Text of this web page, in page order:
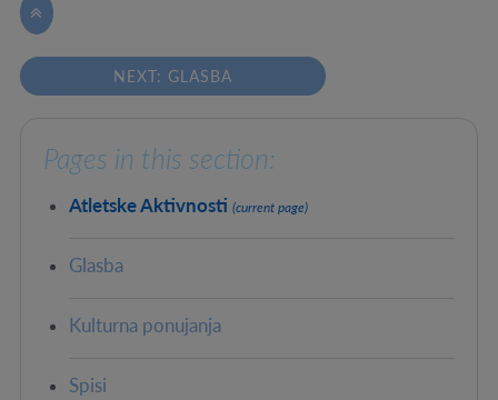

NEXT: GLASBA
Pages in this section:
Atletske Aktivnosti (current page)
Glasba
Kulturna ponujanja
Spisi